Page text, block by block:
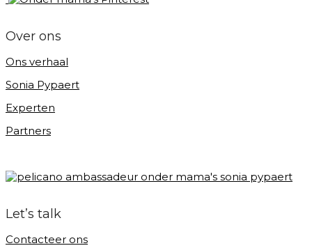
Over ons
Ons verhaal
Sonia Pypaert
Experten
Partners
Let’s talk
Contacteer ons